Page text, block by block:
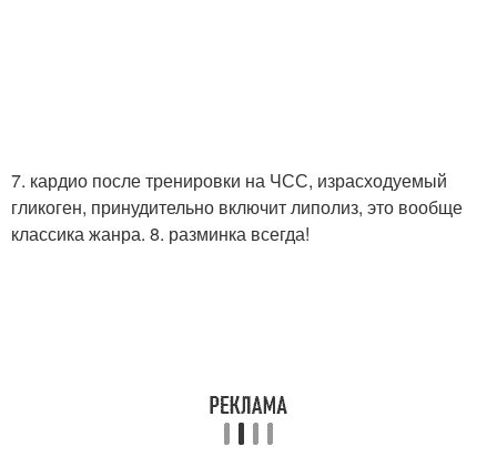
7. кардио после тренировки на ЧСС, израсходуемый
гликоген, принудительно включит липолиз, это вообще
классика жанра. 8. разминка всегда!